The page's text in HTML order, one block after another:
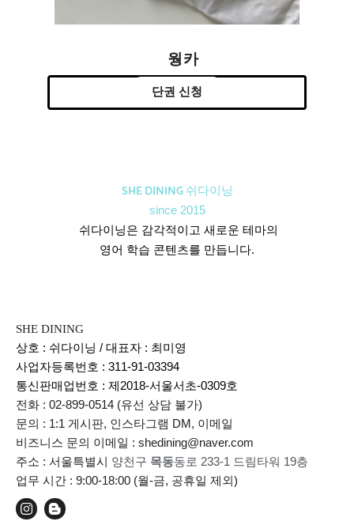
웡카
단권 신청
SHE DINING 쉬다이닝
since 2015
쉬다이닝은 감각적이고 새로운 테마의
영어 학습 콘텐츠를 만듭니다.
SHE DINING
상호 : 쉬다이닝 / 대표자 : 최미영
사업자등록번호 : 311-91-03394
통신판매업번호 : 제2018-서울서초-0309호
전화 : 02-899-0514 (유선 상담 불가)
문의 : 1:1 게시판, 인스타그램 DM, 이메일
비즈니스 문의 이메일 : shedining@naver.com
주소 : 서울특별시 양천구 목동동로 233-1 드림타워 19층
업무 시간 : 9:00-18:00 (월-금, 공휴일 제외)